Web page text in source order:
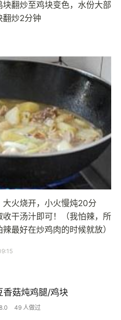
翻炒至鸡块变色，水份大部
翻炒2分钟
火烧开，小火慢炖20分
干汤汁即可！（我怕辣，所
最好在炒鸡肉的时候就放）
香菇炖鸡腿/鸡块
49 人做过